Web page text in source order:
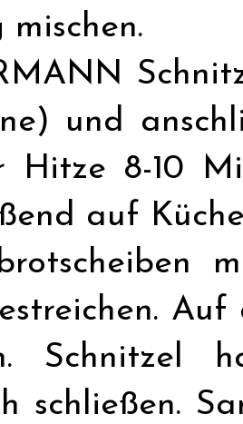
mischen.
und
Hitze 8-10
auf
Schnitzel
schließen.